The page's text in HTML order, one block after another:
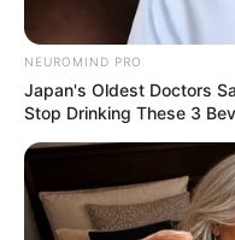
Pronostic
2 JOCONDE SIBEY
13 EDGAR SABA
NEUROMIND PRO
Japan's Oldest Doctors
Stop Drinking These 3